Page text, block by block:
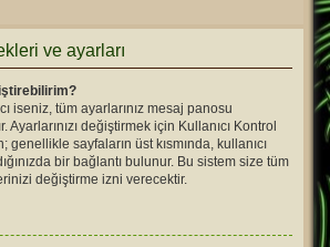
ve ayarları
iseniz, tüm ayarlarınız mesaj panosu
Ayarlarınızı değiştirmek için Kullanıcı Kontrol
sayfaların üst kısmında, kullanıcı
bir bağlantı bulunur. Bu sistem size tüm
değiştirme izni verecektir.